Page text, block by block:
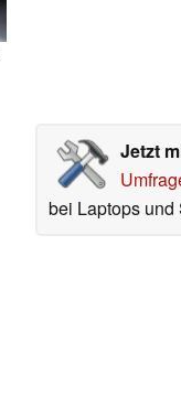
Jetzt
bei Laptops